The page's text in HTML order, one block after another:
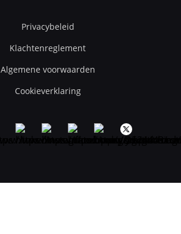
Privacybeleid
Klachtenreglement
Algemene voorwaarden
Cookieverklaring